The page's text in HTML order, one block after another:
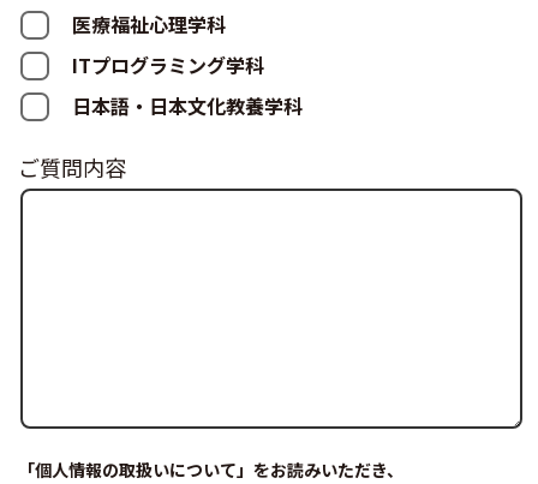
医療福祉心理学科
ITプログラミング学科
日本語・日本文化教養学科
ご質問内容
「個人情報の取扱いについて」をお読みいただき、